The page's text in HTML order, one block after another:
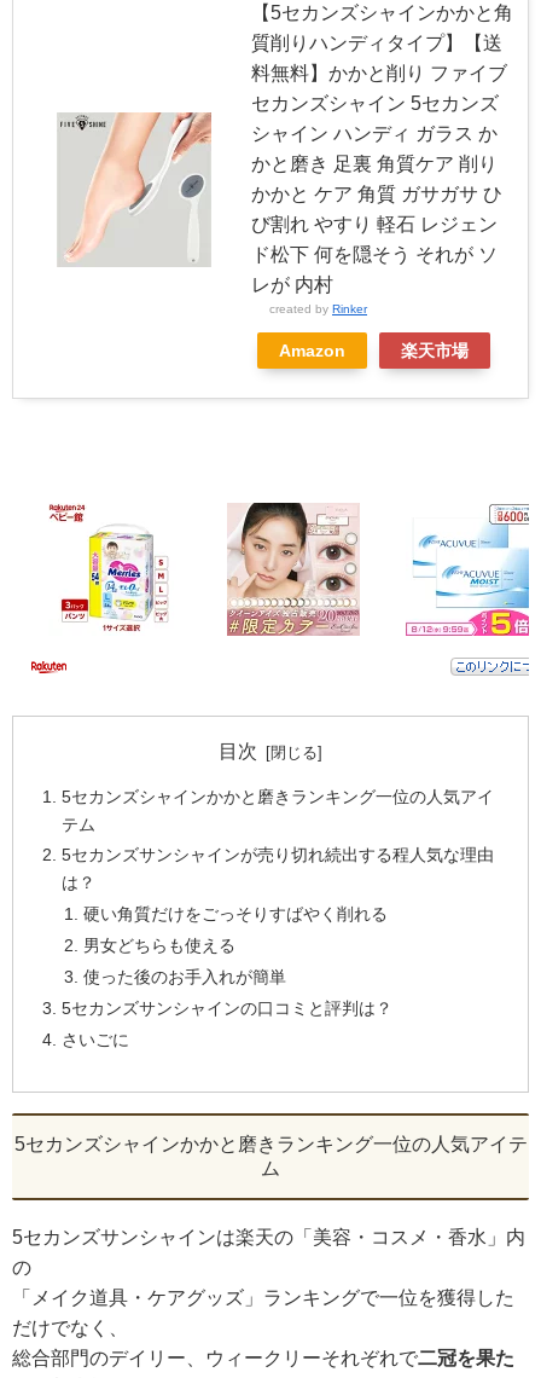
【5セカンズシャインかかと角
質削りハンディタイプ】【送
料無料】かかと削り ファイブ
セカンズシャイン 5セカンズ
シャイン ハンディ ガラス か
かと磨き 足裏 角質ケア 削り
かかと ケア 角質 ガサガサ ひ
び割れ やすり 軽石 レジェン
ド松下 何を隠そう それが ソ
レが 内村
created by Rinker
Amazon 楽天市場
目次
5セカンズシャインかかと磨きランキング一位の人気アイ
テム
5セカンズサンシャインが売り切れ続出する程人気な理由
は？
硬い角質だけをごっそりすばやく削れる
男女どちらも使える
使った後のお手入れが簡単
5セカンズサンシャインの口コミと評判は？
さいごに
5セカンズシャインかかと磨きランキング一位の人気アイテ
ム
5セカンズサンシャインは楽天の「美容・コスメ・香水」内
の
「メイク道具・ケアグッズ」ランキングで一位を獲得した
だけでなく、
総合部門のデイリー、ウィークリーそれぞれで二冠を果た